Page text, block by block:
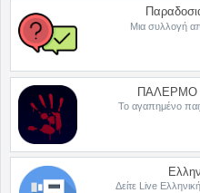
Μια συλλογή
ΠΑΛΕΡΜΟ -
Το αγαπημένο
Δείτε Live